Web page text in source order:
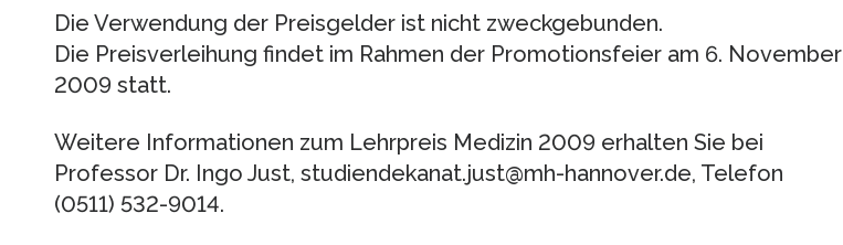
Die Verwendung der Preisgelder ist nicht zweckgebunden.
Die Preisverleihung findet im Rahmen der Promotionsfeier am 6. November
2009 statt.
Weitere Informationen zum Lehrpreis Medizin 2009 erhalten Sie bei
Professor Dr. Ingo Just, studiendekanat.just@mh-hannover.de, Telefon
(0511) 532-9014.